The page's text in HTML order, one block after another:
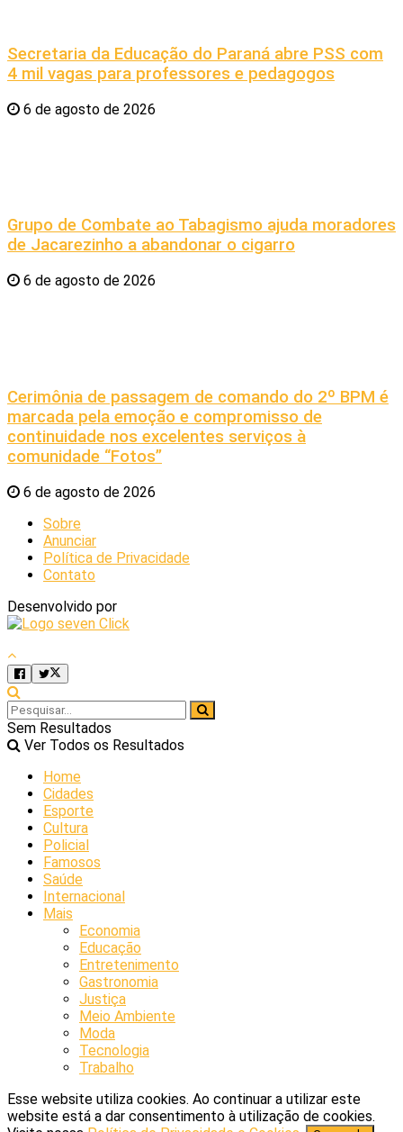
Secretaria da Educação do Paraná abre PSS com
4 mil vagas para professores e pedagogos
6 de agosto de 2026
Grupo de Combate ao Tabagismo ajuda moradores
de Jacarezinho a abandonar o cigarro
6 de agosto de 2026
Cerimônia de passagem de comando do 2º BPM é
marcada pela emoção e compromisso de
continuidade nos excelentes serviços à
comunidade “Fotos”
6 de agosto de 2026
Sobre
Anunciar
Política de Privacidade
Contato
Desenvolvido por
Sem Resultados
Ver Todos os Resultados
Home
Cidades
Esporte
Cultura
Policial
Famosos
Saúde
Internacional
Mais
Economia
Educação
Entretenimento
Gastronomia
Justiça
Meio Ambiente
Moda
Tecnologia
Trabalho
Esse website utiliza cookies. Ao continuar a utilizar este
website está a dar consentimento à utilização de cookies.